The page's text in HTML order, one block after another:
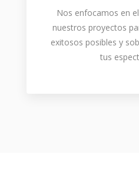
Nos enfocamos en
nuestros proyectos
exitosos posibles y
tus